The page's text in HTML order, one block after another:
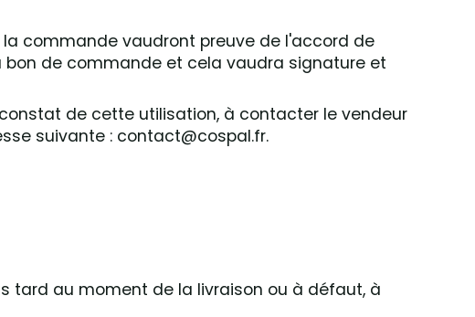
commande vaudront preuve de l'accord de
bon de commande et cela vaudra signature et
de cette utilisation, à contacter le vendeur
suivante : contact@cospal.fr.
tard au moment de la livraison ou à défaut, à